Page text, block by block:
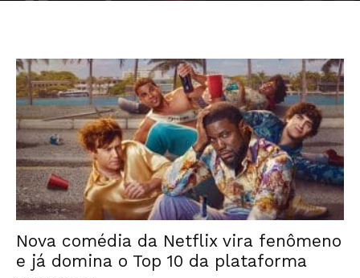
Nova comédia da Netflix vira fenômeno
e já domina o Top 10 da plataforma